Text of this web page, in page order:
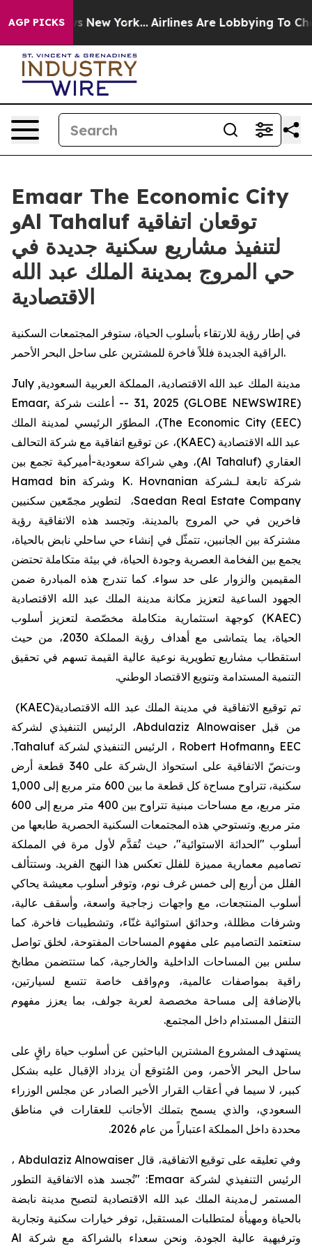
AGP PICKS
News New York... Airlines Are Lobbying To
Emaar The Economic City
وAl Tahaluf توقعان اتفاقية
لتنفيذ مشاريع سكنية جديدة في
حي المروج بمدينة الملك عبد الله
الاقتصادية
في إطار رؤية للارتقاء بأسلوب الحياة، ستوفر المجتمعات السكنية
الراقية الجديدة فللاً فاخرة للمشترين على ساحل البحر الأحمر.
مدينة الملك عبد الله الاقتصادية، المملكة العربية السعودية, July
31, 2025 (GLOBE NEWSWIRE) --
أعلنت شركة Emaar,
The Economic City (EEC))، المطوّر الرئيسي لمدينة الملك
عبد الله الاقتصادية (KAEC)، عن توقيع اتفاقية مع شركة التحالف
العقاري (Al Tahaluf)، وهي شراكة سعودية-أميركية تجمع بين
شركة تابعة لـشركة K. Hovnanian وشركة Hamad bin
Saedan Real Estate Company،
لتطوير مجمّعين سكنيين
فاخرين في حي المروج بالمدينة. وتجسد هذه الاتفاقية رؤية
مشتركة بين الجانبين، تتمثّل في إنشاء حي ساحلي نابض بالحياة،
يجمع بين الفخامة العصرية وجودة الحياة، في بيئة متكاملة تحتضن
المقيمين والزوار على حد سواء. كما تندرج هذه المبادرة ضمن
الجهود الساعية لتعزيز مكانة مدينة الملك عبد الله الاقتصادية
(
KAEC
) كوجهة استثمارية متكاملة مخصّصة لتعزيز أسلوب
الحياة، يما يتماشى مع أهداف رؤية المملكة 2030، من حيث
استقطاب مشاريع تطويرية نوعية عالية القيمة تسهم في تحقيق
التنمية المستدامة وتنويع الاقتصاد الوطني.
تم توقيع الاتفاقية في مدينة الملك عبد الله الاقتصادية(KAEC)
من قبل Abdulaziz Alnowaiser، الرئيس التنفيذي لشركة
EEC وRobert Hofmann ، الرئيس التنفيذي لشركة Tahaluf
.
وتنصّ الاتفاقية على استحواذ الشركة على قطعة أرض
سكنية، تتراوح مساحة كل قطعة ما بين متر مربع إلى 1,000
متر مربع، مع مساحات مبنية تتراوح بين 400 متر مربع إلى
متر مربع. وتستوحي هذه المجتمعات السكنية الحصرية طابعها من
أسلوب "الحداثة الاستوائية"، حيث تُقدَّم لأول مرة في المملكة
تصاميم معمارية مميزة للفلل تعكس هذا النهج الفريد. وستتألف
الفلل من أربع إلى خمس غرف نوم، وتوفر أسلوب معيشة يحاكي
أسلوب المنتجعات، مع واجهات زجاجية واسعة، وأسقف عالية،
وشرفات مظللة، وحدائق استوائية غنّاء، وتشطيبات فاخرة. كما
ستعتمد التصاميم على مفهوم المساحات المفتوحة، لخلق تواصل
سلس بين المساحات الداخلية والخارجية، كما ستتضمن مطابخ
راقية
بمواصفات عالمية، ومواقف خاصة تتسع
لسيارتين،
بالإضافة إلى مساحة مخصصة لعربة جولف، بما يعزز
مفهوم
التنقل المستدام داخل المجتمع.
يستهدف المشروع المشترين الباحثين عن أسلوب حياة راقٍ على
ساحل البحر الأحمر، ومن المُتوقع أن يزداد الإقبال عليه بشكل
كبير، لا سيما في أعقاب القرار الأخير الصادر عن مجلس الوزراء
السعودي، والذي يسمح بتملك الأجانب للعقارات في مناطق
محددة داخل المملكة اعتباراً من عام .
وفي تعليقه على توقيع الاتفاقية، قال Abdulaziz Alnowaiser ،
الرئيس التنفيذي لشركة Emaar
:
"تُجسد هذه الاتفاقية التطور
المستمر لمدينة الملك عبد الله الاقتصادية لتصبح مدينة نابضة
بالحياة ومهيأة لمتطلبات المستقبل، توفر خيارات سكنية وتجارية
وترفيهية
عالية الجودة. ونحن سعداء بالشراكة مع شركة Al